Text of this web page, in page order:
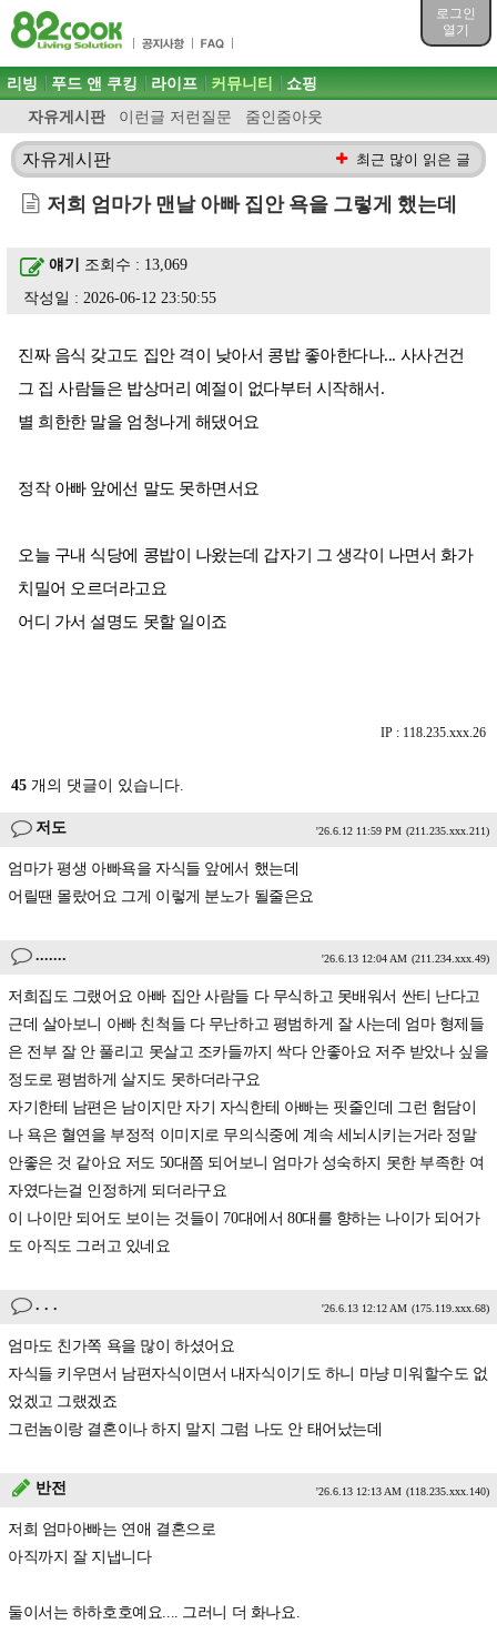
로그인
열기
목차
주메뉴 바로가기
컨텐츠 바로가기
검색 바로가기
로그인 바로가기
주메뉴
리빙 푸드 앤 쿠킹 라이프 커뮤니티
자유게시판 이런글 저런질문 줌인줌아웃
쇼핑
자유게시판 최근 많이 읽은 글
저희 엄마가 맨날 아빠 집안 욕을 그렇게 했는데
얘기
조회수 : 13,069
작성일 : 2026-06-12 23:50:55
진짜 음식 갖고도 집안 격이 낮아서 콩밥 좋아한다나... 사사건건
그 집 사람들은 밥상머리 예절이 없다부터 시작해서.
별 희한한 말을 엄청나게 해댔어요
정작 아빠 앞에선 말도 못하면서요
오늘 구내 식당에 콩밥이 나왔는데 갑자기 그 생각이 나면서 화가
치밀어 오르더라고요
어디 가서 설명도 못할 일이죠
IP : 118.235.xxx.26
45 개의 댓글이 있습니다.
저도 '26.6.12 11:59 PM (211.235.xxx.211)
엄마가 평생 아빠욕을 자식들 앞에서 했는데
어릴땐 몰랐어요 그게 이렇게 분노가 될줄은요
....... '26.6.13 12:04 AM (211.234.xxx.49)
저희집도 그랬어요 아빠 집안 사람들 다 무식하고 못배워서 싼티 난다고
근데 살아보니 아빠 친척들 다 무난하고 평범하게 잘 사는데 엄마 형제들
은 전부 잘 안 풀리고 못살고 조카들까지 싹다 안좋아요 저주 받았나 싶을
정도로 평범하게 살지도 못하더라구요
자기한테 남편은 남이지만 자기 자식한테 아빠는 핏줄인데 그런 험담이
나 욕은 혈연을 부정적 이미지로 무의식중에 계속 세뇌시키는거라 정말
안좋은 것 같아요 저도 50대쯤 되어보니 엄마가 성숙하지 못한 부족한 여
자였다는걸 인정하게 되더라구요
이 나이만 되어도 보이는 것들이 70대에서 80대를 향하는 나이가 되어가
도 아직도 그러고 있네요
. . . '26.6.13 12:12 AM (175.119.xxx.68)
엄마도 친가쪽 욕을 많이 하셨어요
자식들 키우면서 남편자식이면서 내자식이기도 하니 마냥 미워할수도 없
었겠고 그랬겠죠
그런놈이랑 결혼이나 하지 말지 그럼 나도 안 태어났는데
반전 '26.6.13 12:13 AM (118.235.xxx.140)
저희 엄마아빠는 연애 결혼으로
아직까지 잘 지냅니다
둘이서는 하하호호예요.... 그러니 더 화나요.